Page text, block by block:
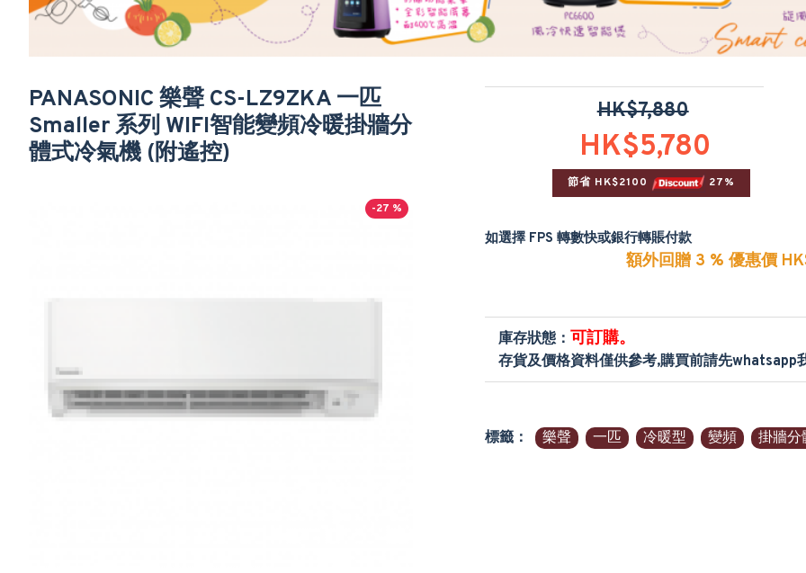
PANASONIC 樂聲 CS-LZ9ZKA 一匹
Smaller 系列 WIFI智能變頻冷暖掛牆分
體式冷氣機 (附遙控)
-27 %
HK$5,780
HK$7,880
節省 HK$2100 27%
如選擇 FPS 轉數快或銀行轉賬付款
額外回贈 3 % 優惠價
庫存狀態： 可訂購。
存貨及價格資料僅供參考,購買前請先whatsapp
標籤： 樂聲 一匹 冷暖型 變頻 掛牆分